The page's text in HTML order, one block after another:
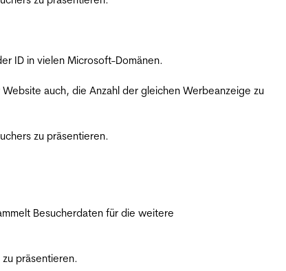
ID in vielen Microsoft-Domänen.
auch, die Anzahl der gleichen Werbeanzeige zu
zu präsentieren.
Besucherdaten für die weitere
präsentieren.